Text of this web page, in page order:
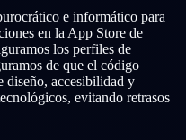
e informático para
en la App Store de
los perfiles de
de que el código
diseño, accesibilidad y
evitando retrasos